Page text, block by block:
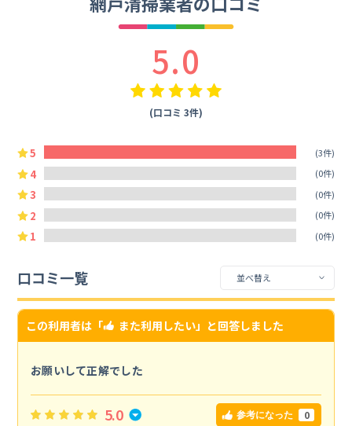
5.0
(口コミ 3件)
5 (3件)
4 (0件)
3 (0件)
2 (0件)
1 (0件)
口コミ一覧
この利用者は「 また利用したい」と回答しました
お願いして正解でした
5.0 参考になった 0